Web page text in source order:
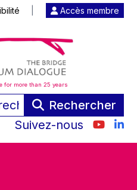
Accès membre
for more than 25 years
Rechercher
Suivez-nous